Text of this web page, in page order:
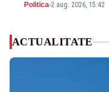
Politica-2 aug. 2026, 15:42
ACTUALITATE